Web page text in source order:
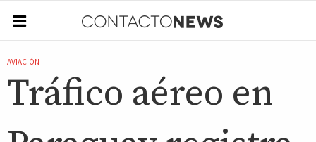
AVIACIÓN
Tráfico aéreo en